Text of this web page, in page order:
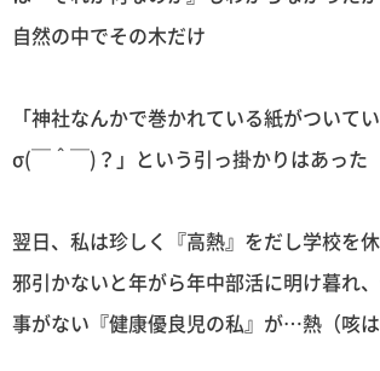
自然の中でその木だけ
「神社なんかで巻かれている紙がついて
σ(￣＾￣)？」という引っ掛かりはあった
翌日、私は珍しく『高熱』をだし学校を
邪引かないと年がら年中部活に明け暮れ
事がない『健康優良児の私』が…熱（咳は